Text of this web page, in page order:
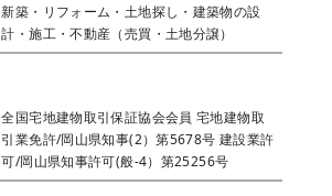
新築・リフォーム・土地探し・建築物の設
計・施工・不動産（売買・土地分譲）
全国宅地建物取引保証協会会員 宅地建物取
引業免許/岡山県知事(2）第5678号 建設業許
可/岡山県知事許可(般-4）第25256号